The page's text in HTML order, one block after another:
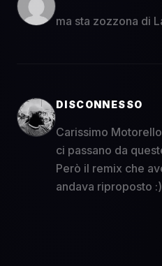
ma sta zozzona di
DISCONNESSO
Carissimo
ci passano da
Però il remix che
andava riproposto :)